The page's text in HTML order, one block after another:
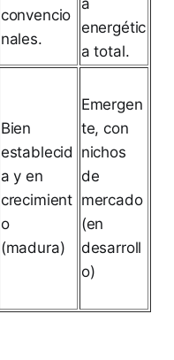
convencio
nales.
a
energétic
a total.
Bien
establecid
a y en
crecimient
o
(madura)
Emergen
te, con
nichos
de
mercado
(en
desarroll
o)